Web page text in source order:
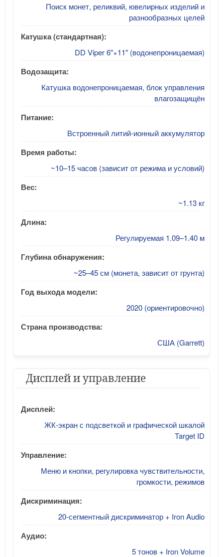
Поиск монет, реликвий, ювелирных изделий и
разнообразных целей
Катушка (стандартная):
DD Viper 6″×11″ (водонепроницаемая)
Водозащита:
Катушка водонепроницаемая, блок управления
влагозащищён
Питание:
Встроенный литий-ионный аккумулятор
Время работы:
~10–15 часов (зависит от режима и условий)
Вес:
~1.13 кг
Длина:
Регулируемая 1.09–1.40 м
Глубина обнаружения:
~25–45 см (монета, зависит от грунта)
Год выхода модели:
2020 (ориентировочно)
Страна производства:
США (Garrett)
Дисплей и управление
Дисплей:
ЖК-экран с подсветкой и графической шкалой
Target ID
Управление:
Меню и кнопки, регулировка чувствительности,
громкости, режимов
Дискриминация:
20-сегментный дискриминатор + Iron Audio
Аудио:
5 тонов + Iron Volume